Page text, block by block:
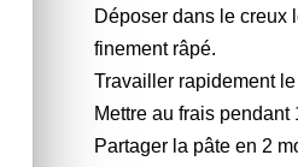
Déposer dans le creux
finement râpé.
Travailler rapidement
Mettre au frais pendant
Partager la pâte en 2